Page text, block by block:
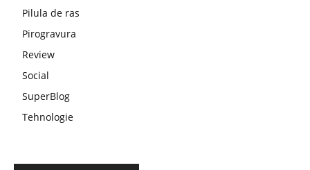
Pilula de ras
Pirogravura
Review
Social
SuperBlog
Tehnologie